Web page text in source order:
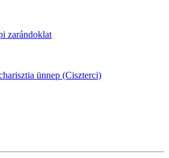
zarándoklat
ünnep (Ciszterci)